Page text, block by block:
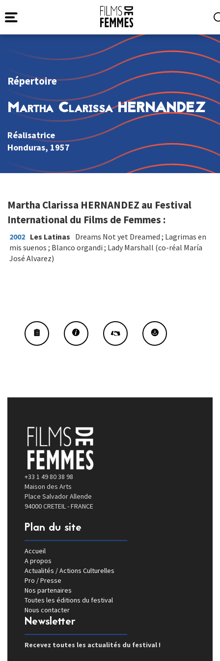
Répertoire
Martha Clarissa HERNANDEZ
Réalisatrice
Honduras, 1957
Martha Clarissa HERNANDEZ au Festival
International du Films de Femmes :
2002 Les Latinas Dreams Not yet Dreamed ; Lagrimas en
mis suenos ; Blanco organdi ; Lady Marshall (co-réal María
José Alvarez)
+33 1 49 80 38 98
Maison des Arts
Place Salvador Allende
94000 CRETEIL - FRANCE
Plan du site
Accueil
A propos
Actualités / Actions Culturelles
Pro / Presse
Nos partenaires
Toutes les éditions du festival
Nous contacter
Newsletter
Recevez toutes les actualités du festival !